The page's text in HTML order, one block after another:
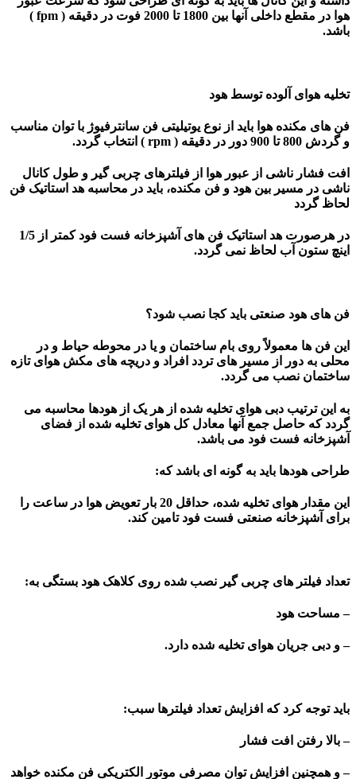
هوا در مقطع داخلی آنها بین 1800 تا 2000 فوت در دقیقه ( fpm )
باشد.
تخلیه هوای آلوده توسط هود
فن های مکنده هوا باید از نوع یوتیلیتی فن سانترفیوژ با توان مناسب
و گردش 800 تا 900 دور در دقیقه ( rpm ) انتخاب گردد.
افت فشار ناشی از عبور هوا از فیلترهای چربی گیر و طول کانال
ناشی در مسیر بین هود و فن مکنده، باید در محاسبه هد استاتیک فن
لحاظ گردد
در هرصورت هد استاتیک فن های آشپزخانه فست فود کمتر از 1/5
اینچ ستون آب لحاظ نمی گردد.
فن های هود صنعتی باید کجا نصب شود؟
این فن ها معمولاً روی بام ساختمان و یا در محوطه حیاط و در
محلی به دور از مسیر های تردد افراد و دریچه های مکش هوای تازه
ساختمان نصب می گردد.
به این ترتیب دبی هوای تخلیه شده از هر یک از هودها محاسبه می
گردد که حاصل جمع آنها معادل کل هوای تخلیه شده از فضای
آشپزخانه فست فود می باشد.
طراحی هودها باید به گونه ای باشد که:
این مقدار هوای تخلیه شده، حداقل 20 بار تعویض هوا در ساعت را
برای آشپزخانه صنعتی فست فود تامین کند.
تعداد فیلتر های چربی گیر نصب شده روی کلاهک هود بستگی به:
– مساحت هود
– و دبی جریان هوای تخلیه شده دارد.
باید توجه کرد که افزایش تعداد فیلترها سبب:
– بالا رفتن افت فشار
– و همچنین افزایش توان مصرفی موتور الکتریکی فن مکنده خواهد